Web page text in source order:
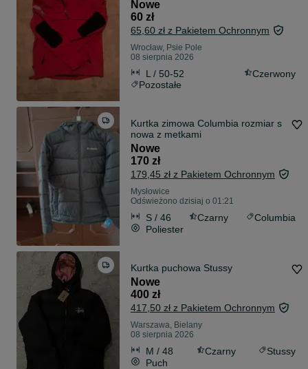
Nowe
60 zł
65,60 zł z Pakietem Ochronnym
Wrocław, Psie Pole
08 sierpnia 2026
L / 50-52
Czerwony
Pozostałe
Kurtka zimowa Columbia rozmiar s
nowa z metkami
Nowe
170 zł
179,45 zł z Pakietem Ochronnym
Mysłowice
Odświeżono dzisiaj o 01:21
S / 46 Czarny
Columbia
Poliester
Kurtka puchowa Stussy
Nowe
400 zł
417,50 zł z Pakietem Ochronnym
Warszawa, Bielany
08 sierpnia 2026
M / 48 Czarny
Stussy
Puch